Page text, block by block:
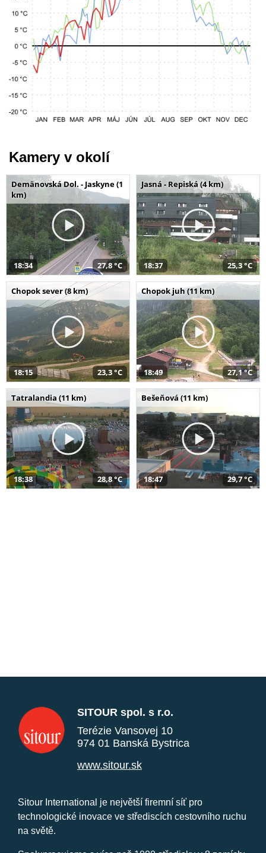
Kamery v okolí
Demänovská Dol. - Jaskyne (1
km)
18:34 27,8 °C
Jasná - Repiská (4 km)
18:37 25,3 °C
Chopok sever (8 km)
18:15 23,3 °C
Chopok juh (11 km)
18:49 27,1 °C
Tatralandia (11 km)
18:38 28,8 °C
Bešeňová (11 km)
18:47 29,7 °C
SITOUR spol. s r.o.
Terézie Vansovej 10
974 01 Banská Bystrica
www.sitour.sk
Sitour International je největší firemní síť pro
technologické inovace ve střediscích cestovního ruchu
na světě.